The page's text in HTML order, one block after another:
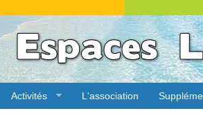
Activités L'association